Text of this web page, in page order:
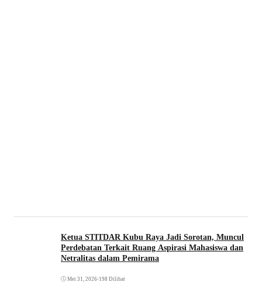
Ketua STITDAR Kubu Raya Jadi Sorotan, Muncul
Perdebatan Terkait Ruang Aspirasi Mahasiswa dan
Netralitas dalam Pemirama
Mei 31, 2026•198 Dilihat